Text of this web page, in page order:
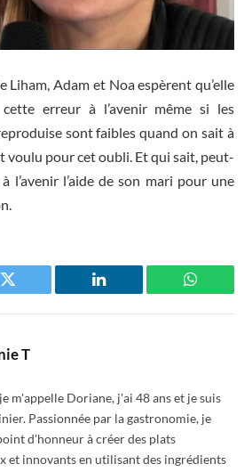
Liham, Adam et Noa espèrent qu’elle
erreur à l’avenir même si les
sont faibles quand on sait à
voulu pour cet oubli. Et qui sait, peut-
l’avenir l’aide de son mari pour une
Twitter LinkedIn
T
m'appelle Doriane, j'ai 48 ans et je suis
Passionnée par la gastronomie, je
d'honneur à créer des plats
et innovants en utilisant des ingrédients